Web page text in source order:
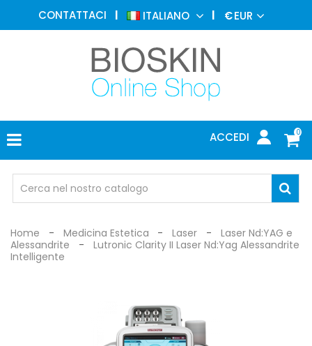
CONTATTACI ITALIANO €EUR
0
ACCEDI
MEDICINA
ESTETICA
DERMATOLOGIA
FOTOTERAPIA
ELETTROMEDICALI
MEDICO
OCCHIALI
DI
Home Medicina Estetica Laser
Laser Nd:YAG e
Alessandrite
Lutronic Clarity II Laser Nd:Yag Alessandrite
Intelligente